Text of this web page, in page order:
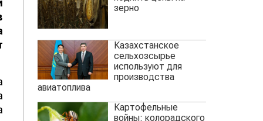
зерно
Казахстанское
сельхозсырье
используют для
производства
авиатоплива
Картофельные
войны: колорадского